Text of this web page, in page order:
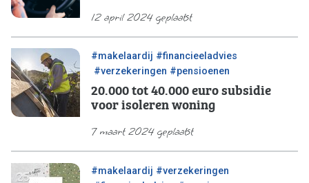
12 april 2024 geplaatst
#makelaardij /#financieeladvies
/#verzekeringen /#pensioenen
20.000 tot 40.000 euro subsidie
voor isoleren woning
7 maart 2024 geplaatst
#makelaardij /#verzekeringen